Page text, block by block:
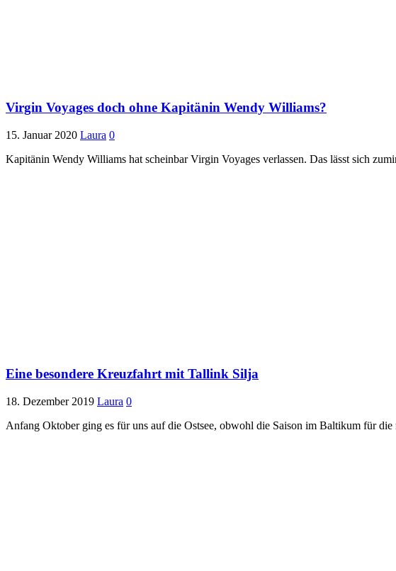
Virgin Voyages doch ohne Kapitänin Wendy Williams?
15. Januar 2020 Laura 0
Kapitänin Wendy Williams hat scheinbar Virgin Voyages verlassen. Das lässt sich
Eine besondere Kreuzfahrt mit Tallink Silja
18. Dezember 2019 Laura 0
Anfang Oktober ging es für uns auf die Ostsee, obwohl die Saison im Baltikum für